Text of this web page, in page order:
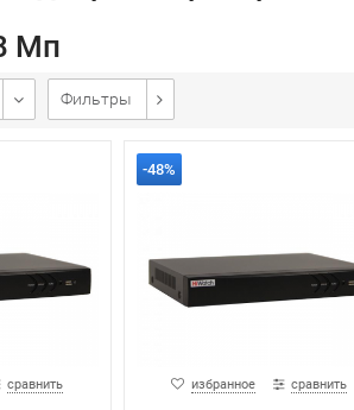
Мп
Фильтры
сравнить
-48%
избранное сравнить